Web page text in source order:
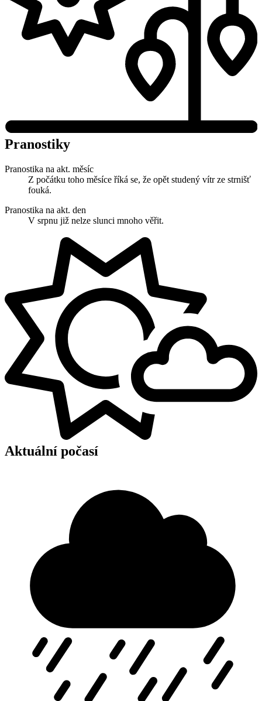
Pranostiky
Pranostika na akt. měsíc
Z počátku toho měsíce říká se, že opět studený vítr ze strnišť
fouká.
Pranostika na akt. den
V srpnu již nelze slunci mnoho věřit.
Aktuální počasí